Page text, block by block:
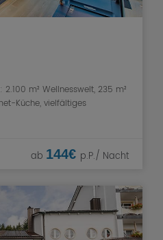
m² Wellnesswelt, 235 m²
Küche, vielfältiges
ab 144€ p.P./ Nacht